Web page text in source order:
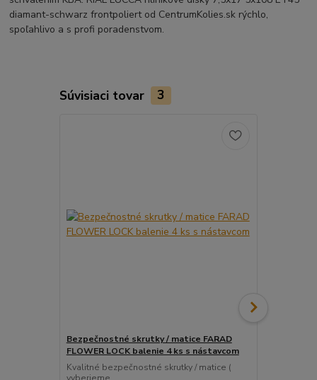
diamant-schwarz frontpoliert od CentrumKolies.sk rýchlo,
spoľahlivo a s profi poradenstvom.
Súvisiaci tovar 3
Bezpečnostné skrutky / matice FARAD
FLOWER LOCK balenie 4 ks s nástavcom
Kvalitné bezpečnostné skrutky / matice (